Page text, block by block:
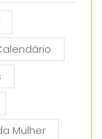
Mulher